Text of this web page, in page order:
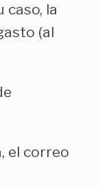
caso, la
(al
el correo